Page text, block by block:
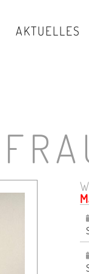
AKTUELLES